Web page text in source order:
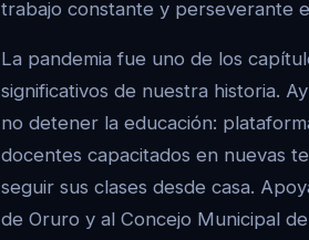
trabajo constante y perseverante
La pandemia fue uno de los
significativos de nuestra historia.
no detener la educación:
docentes capacitados en nuevas
seguir sus clases desde casa.
de Oruro y al Concejo Municipal